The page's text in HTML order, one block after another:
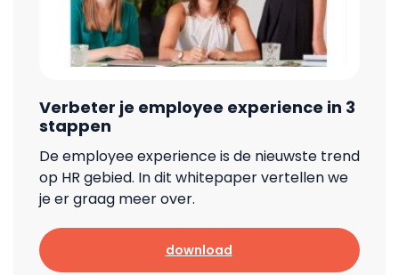
Verbeter je employee experience in 3
stappen
De employee experience is de nieuwste trend
op HR gebied. In dit whitepaper vertellen we
je er graag meer over.
download